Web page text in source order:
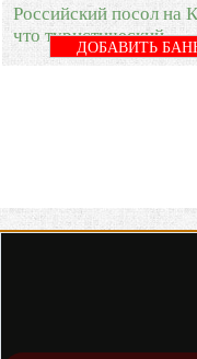
Российский посол на
что туристический
ДОБАВИТЬ